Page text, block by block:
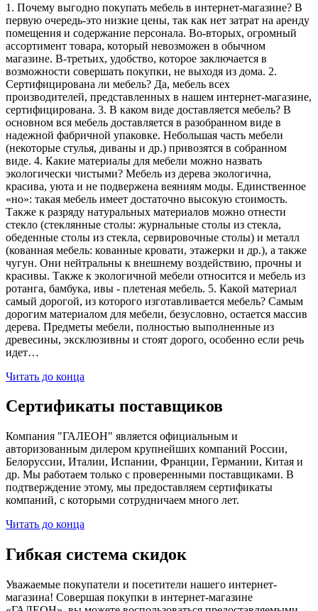
1. Почему выгодно покупать мебель в интернет-магазине? В
первую очередь-это низкие цены, так как нет затрат на аренду
помещения и содержание персонала. Во-вторых, огромный
ассортимент товара, который невозможен в обычном
магазине. В-третьих, удобство, которое заключается в
возможности совершать покупки, не выходя из дома. 2.
Сертифицирована ли мебель? Да, мебель всех
производителей, представленных в нашем интернет-магазине,
сертифицирована. 3. В каком виде доставляется мебель? В
основном вся мебель доставляется в разобранном виде в
надежной фабричной упаковке. Небольшая часть мебели
(некоторые стулья, диваны и др.) привозятся в собранном
виде. 4. Какие материалы для мебели можно назвать
экологически чистыми? Мебель из дерева экологична,
красива, уюта и не подвержена веяниям моды. Единственное
«но»: такая мебель имеет достаточно высокую стоимость.
Также к разряду натуральных материалов можно отнести
стекло (стеклянные столы: журнальные столы из стекла,
обеденные столы из стекла, сервировочные столы) и металл
(кованная мебель: кованные кровати, этажерки и др.), а также
чугун. Они нейтральны к внешнему воздействию, прочны и
красивы. Также к экологичной мебели относится и мебель из
ротанга, бамбука, ивы - плетеная мебель. 5. Какой материал
самый дорогой, из которого изготавливается мебель? Самым
дорогим материалом для мебели, безусловно, остается массив
дерева. Предметы мебели, полностью выполненные из
древесины, эксклюзивны и стоят дорого, особенно если речь
идет…
Читать до конца
Сертификаты поставщиков
Компания "ГАЛЕОН" является официальным и
авторизованным дилером крупнейших компаний России,
Белоруссии, Италии, Испании, Франции, Германии, Китая и
др. Мы работаем только с проверенными поставщиками. В
подтверждение этому, мы предоставляем сертификаты
компаний, с которыми сотрудничаем много лет.
Читать до конца
Гибкая система скидок
Уважаемые покупатели и посетители нашего интернет-
магазина! Совершая покупки в интернет-магазине